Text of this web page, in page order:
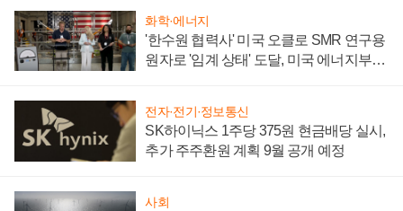
화학·에너지
'한수원 협력사' 미국 오클로 SMR 연구용
원자로 '임계 상태' 도달, 미국 에너지부
전자·전기·정보통신
SK하이닉스 1주당 375원 현금배당 실시,
추가 주주환원 계획 9월 공개 예정
사회